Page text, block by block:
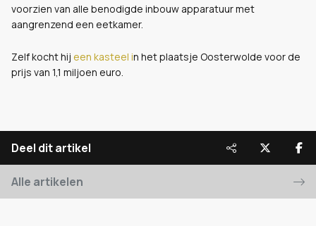
voorzien van alle benodigde inbouw apparatuur met
aangrenzend een eetkamer.
Zelf kocht hij een kasteel in het plaatsje Oosterwolde voor de
prijs van 1,1 miljoen euro.
Deel dit artikel
Alle artikelen